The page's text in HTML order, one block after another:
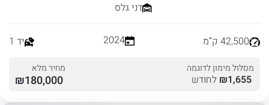
דני גלס
42,500 ק”מ 2024 יד 1
מסלול מימון לדוגמה
1,655
₪ לחודש
מחיר מלא
180,000
₪